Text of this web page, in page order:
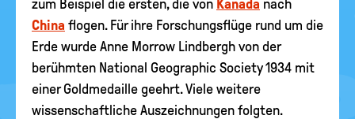
zum Beispiel die ersten, die von Kanada nach
China flogen. Für ihre Forschungsflüge rund um die
Erde wurde Anne Morrow Lindbergh von der
berühmten National Geographic Society 1934 mit
einer Goldmedaille geehrt. Viele weitere
wissenschaftliche Auszeichnungen folgten.